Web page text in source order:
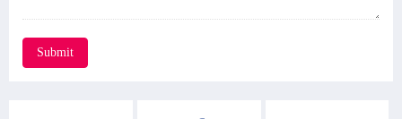
Submit